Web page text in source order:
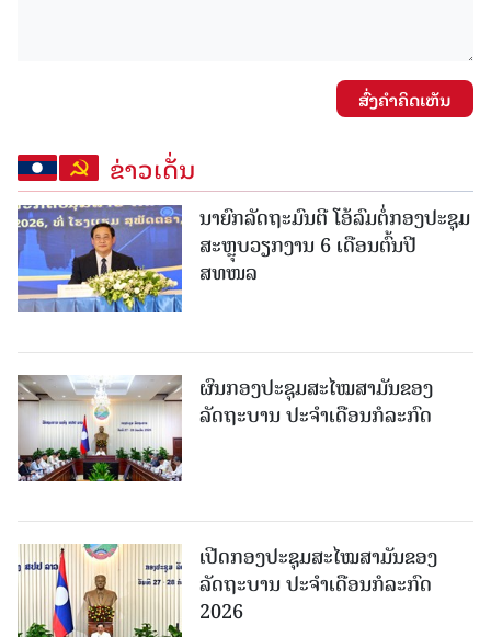
ສົ່ງຄໍາຄິດເຫັນ
ຂ່າວເດັ່ນ
ນາຍົກລັດຖະມົນຕີ ໂອ້ລົມຕໍ່ກອງປະຊຸມ
ສະຫຼຸບວຽກງານ 6 ເດືອນຕົ້ນປີ
ສທໜລ
ຜົນກອງປະຊຸມສະໄໝສາມັນຂອງ
ລັດຖະບານ ປະຈຳເດືອນກໍລະກົດ
ເປີດກອງປະຊຸມສະໄໝສາມັນຂອງ
ລັດຖະບານ ປະຈໍາເດືອນກໍລະກົດ
2026